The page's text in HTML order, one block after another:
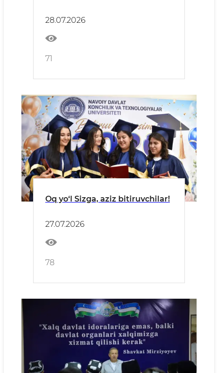
28.07.2026
71
Oq yo‘l Sizga, aziz bitiruvchilar!
27.07.2026
78